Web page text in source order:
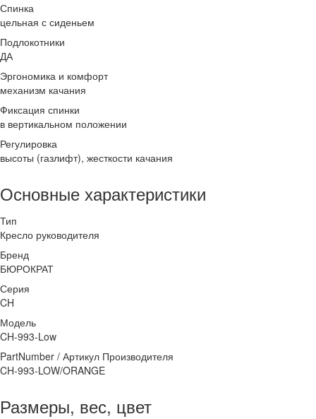
Спинка
цельная с сиденьем
Подлокотники
ДА
Эргономика и комфорт
механизм качания
Фиксация спинки
в вертикальном положении
Регулировка
высоты (газлифт), жесткости качания
Основные характеристики
Тип
Кресло руководителя
Бренд
БЮРОКРАТ
Серия
CH
Модель
CH-993-Low
PartNumber / Артикул Производителя
CH-993-LOW/ORANGE
Размеры, вес, цвет